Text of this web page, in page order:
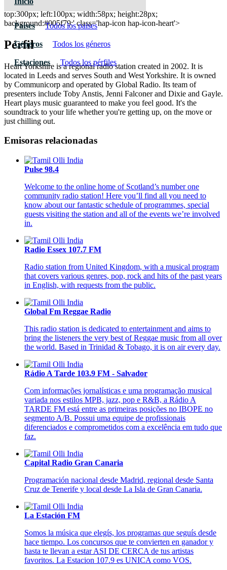
Paises Todos los paises
Géneros Todos los géneros
Estaciones Todos los pérfiles
Heart 101.7 FM - Harlow
top:300px; left:100px; width:58px; height:28px;
background:#005f79;' class='hap-icon hap-icon-heart'>
Pérfil
Heart Yorkshire is a regional radio station created in 2002. It is
located in Leeds and serves South and West Yorkshire. It is owned
by Communicorp and operated by Global Radio. Its team of
presenters include Toby Anstis, Jenni Falconer and Dixie and Gayle.
Heart plays music guaranteed to make you feel good. It's the
soundtrack to your life whether you're getting up, on the move or
just chilling out.
Emisoras relacionadas
Pulse 98.4
Welcome to the online home of Scotland’s number one
community radio station! Here you’ll find all you need to
know about our fantastic schedule of programmes, special
guests visiting the station and all of the events we’re involved
in.
Radio Essex 107.7 FM
Radio station from United Kingdom, with a musical program
that covers various genres, pop, rock and hits of the past years
in English, with requests from the public.
Global Fm Reggae Radio
This radio station is dedicated to entertainment and aims to
bring the listeners the very best of Reggae music from all over
the world. Based in Trinidad & Tobago, it is on air every day.
Rádio A Tarde 103.9 FM - Salvador
Com informações jornalísticas e uma programação musical
variada nos estilos MPB, jazz, pop e R&B, a Rádio A
TARDE FM está entre as primeiras posições no IBOPE no
segmento A/B. Possui uma equipe de profissionais
diferenciados e comprometidos com a excelência em tudo que
faz.
Capital Radio Gran Canaria
Programación nacional desde Madrid, regional desde Santa
Cruz de Tenerife y local desde La Isla de Gran Canaria.
La Estación FM
Somos la música que elegís, los programas que seguís desde
hace tiempo. Los concursos que te convierten en ganador y
hasta te llevan a estar ASI DE CERCA de tus artistas
favoritos. La Estacion 107.9 es UNICA como VOS.